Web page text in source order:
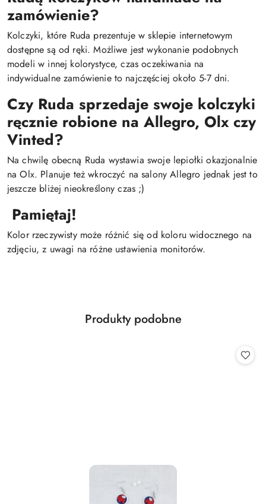
zamówienie?
Kolczyki, które Ruda prezentuje w sklepie internetowym
dostępne są od ręki. Możliwe jest wykonanie podobnych
modeli w innej kolorystyce, czas oczekiwania na
indywidualne zamówienie to najczęściej około 5-7 dni.
Czy Ruda sprzedaje swoje kolczyki
ręcznie robione na Allegro, Olx czy
Vinted?
Na chwilę obecną Ruda wystawia swoje lepiołki okazjonalnie
na Olx. Planuje też wkroczyć na salony Allegro jednak jest to
jeszcze bliżej nieokreślony czas ;)
Pamiętaj!
Kolor rzeczywisty może różnić się od koloru widocznego na
zdjęciu, z uwagi na różne ustawienia monitorów.
Pomiń karuzelę produktów
Produkty
Produkty podobne